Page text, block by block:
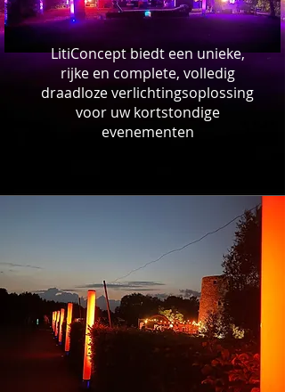
LitiConcept biedt een unieke,
rijke en complete, volledig
draadloze verlichtingsoplossing
voor uw kortstondige
evenementen